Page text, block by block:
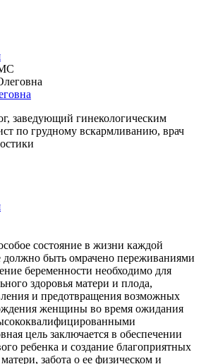
заведующий гинекологическим
по грудному вскармливанию, врач
состояние в жизни каждой
быть омрачено переживаниями
беременности необходимо для
здоровья матери и плода,
и предотвращения возможных
женщины во время ожидания
цель заключается в обеспечении
ребенка и создание благоприятных
забота о ее физическом и